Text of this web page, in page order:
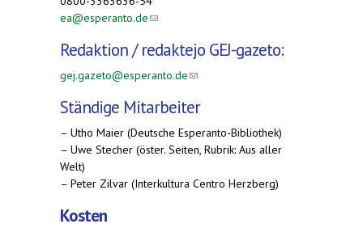
ea@esperanto.de(link sends e-mail)
Redaktion /redaktejo GEJ-gazeto:
gej.gazeto@esperanto.de(link sends e-mail)
Ständige Mitarbeiter
– Utho Maier (Deutsche Esperanto-Bibliothek)
– Uwe Stecher (öster. Seiten, Rubrik: Aus aller
Welt)
– Peter Zilvar (Interkultura Centro Herzberg)
Kosten